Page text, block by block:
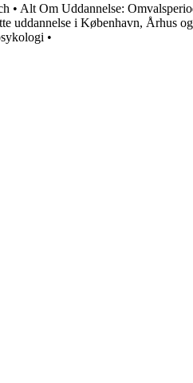
• Alt Om Uddannelse:
uddannelse i København, Århus
•